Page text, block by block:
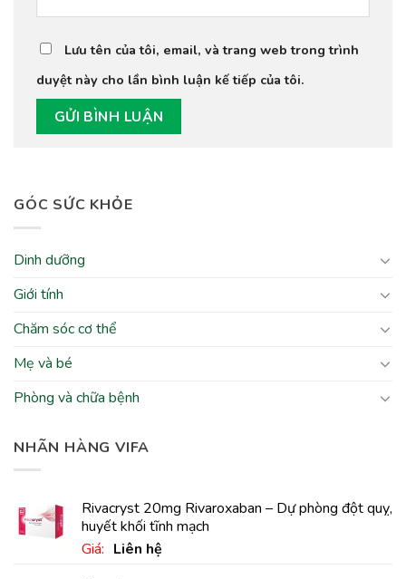
GÓC SỨC KHỎE
Dinh dưỡng
Giới tính
Chăm sóc cơ thể
Mẹ và bé
Phòng và chữa bệnh
NHÃN HÀNG VIFA
Rivacryst 20mg Rivaroxaban – Dự phòng đột quỵ,
huyết khối tĩnh mạch
Giá: Liên hệ
Lưu tên của tôi, email, và trang web trong trình
duyệt này cho lần bình luận kế tiếp của tôi.